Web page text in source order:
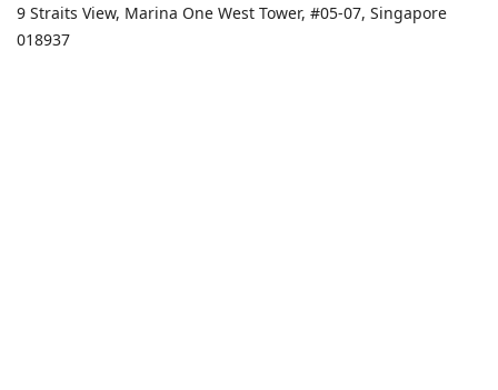
9 Straits View, Marina One West Tower, #05-07, Singapore
018937